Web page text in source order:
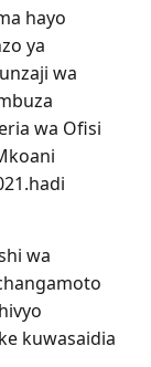
hayo
ya
wa
wa Ofisi
wa
kuwasaidia